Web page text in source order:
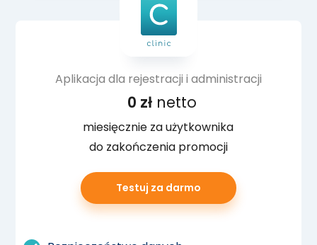
Aplikacja dla rejestracji i administracji
0 złnetto
miesięcznie za użytkownika
do zakończenia promocji
Testuj za darmo